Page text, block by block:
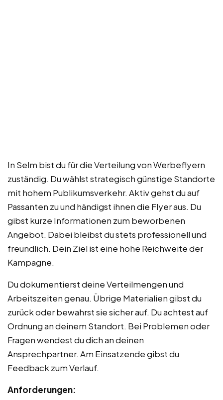
In Selm bist du für die Verteilung von Werbeflyern
zuständig. Du wählst strategisch günstige Standorte
mit hohem Publikumsverkehr. Aktiv gehst du auf
Passanten zu und händigst ihnen die Flyer aus. Du
gibst kurze Informationen zum beworbenen
Angebot. Dabei bleibst du stets professionell und
freundlich. Dein Ziel ist eine hohe Reichweite der
Kampagne.
Du dokumentierst deine Verteilmengen und
Arbeitszeiten genau. Übrige Materialien gibst du
zurück oder bewahrst sie sicher auf. Du achtest auf
Ordnung an deinem Standort. Bei Problemen oder
Fragen wendest du dich an deinen
Ansprechpartner. Am Einsatzende gibst du
Feedback zum Verlauf.
Anforderungen: